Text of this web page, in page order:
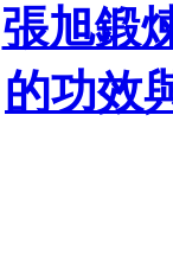
張旭鍛
的功效